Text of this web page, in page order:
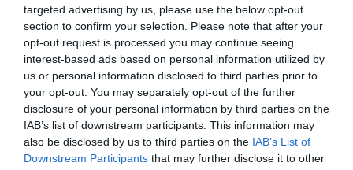
targeted advertising by us, please use the below opt-out
section to confirm your selection. Please note that after your
opt-out request is processed you may continue seeing
interest-based ads based on personal information utilized by
us or personal information disclosed to third parties prior to
your opt-out. You may separately opt-out of the further
disclosure of your personal information by third parties on the
IAB’s list of downstream participants. This information may
also be disclosed by us to third parties on the IAB’s List of
Downstream Participants that may further disclose it to other
Γενικά αίθριος καιρός σε όλη σχεδόν τη χώρα
με τοπικές νεφώσεις στην αρχή της ημέρας
στην ανατολική Θεσσαλία, τις Σποράδες και
την Εύβοια.
Τις μεσημβρινές – απογευματινές ώρες στα
ηπειρωτικά και στα ορεινά της Κρήτης θα